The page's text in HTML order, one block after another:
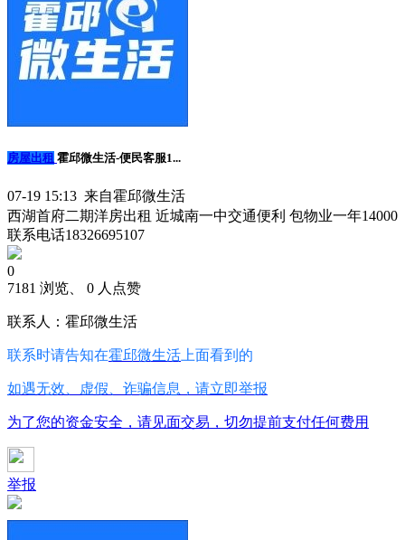
房屋出租 霍邱微生活-便民客服1...
07-19 15:13 来自霍邱微生活
西湖首府二期洋房出租 近城南一中交通便利 包物业一年14000
联系电话18326695107
0
7181 浏览、 0 人点赞
联系人：霍邱微生活
联系时请告知在霍邱微生活 上面看到的
如遇无效、虚假、诈骗信息，请立即举报
为了您的资金安全，请见面交易，切勿提前支付任何费用
举报